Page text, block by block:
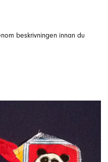
beskrivningen innan du